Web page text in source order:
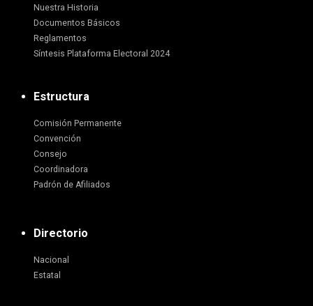
Nuestra Historia
Documentos Básicos
Reglamentos
Síntesis Plataforma Electoral 2024
Estructura
Comisión Permanente
Convención
Consejo
Coordinadora
Padrón de Afiliados
Directorio
Nacional
Estatal